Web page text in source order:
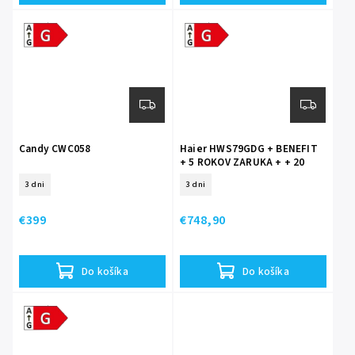
Energetická
trieda G
Candy CWC058
3 dni
€399
Do košíka
Energetická
trieda G
Haier HWS79GDG + BENEFIT
+ 5 ROKOV ZARUKA + + 20
KOMPRESOR
3 dni
€748,90
Do košíka
Energetická
trieda G